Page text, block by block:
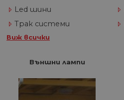
Led шини
Трак системи
Виж всички
Външни лампи